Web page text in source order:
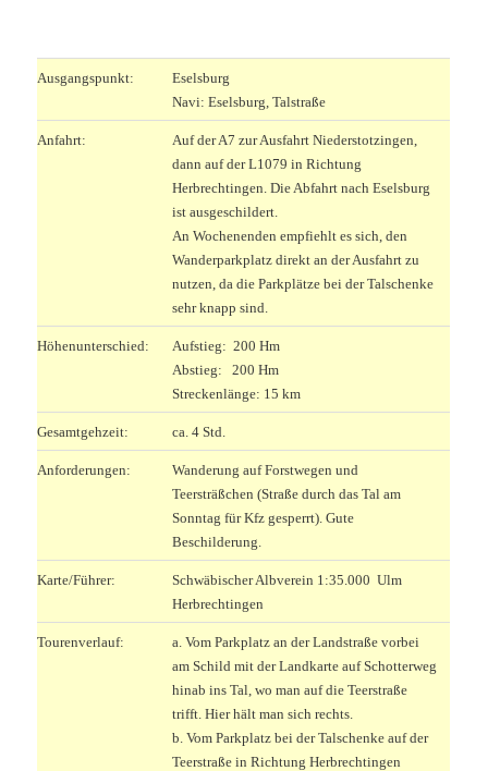
Ausgangspunkt:
Eselsburg
Navi: Eselsburg, Talstraße
Anfahrt:
Auf der A7 zur Ausfahrt Niederstotzingen,
dann auf der L1079 in Richtung
Herbrechtingen. Die Abfahrt nach Eselsburg
ist ausgeschildert.
An Wochenenden empfiehlt es sich, den
Wanderparkplatz direkt an der Ausfahrt zu
nutzen, da die Parkplätze bei der Talschenke
sehr knapp sind.
Höhenunterschied:
Aufstieg: 200 Hm
Abstieg: 200 Hm
Streckenlänge: 15 km
Gesamtgehzeit: ca. 4 Std.
Anforderungen:
Wanderung auf Forstwegen und
Teersträßchen (Straße durch das Tal am
Sonntag für Kfz gesperrt). Gute
Beschilderung.
Karte/Führer:
Schwäbischer Albverein 1:35.000 Ulm
Herbrechtingen
Tourenverlauf:
a. Vom Parkplatz an der Landstraße vorbei
am Schild mit der Landkarte auf Schotterweg
hinab ins Tal, wo man auf die Teerstraße
trifft. Hier hält man sich rechts.
b. Vom Parkplatz bei der Talschenke auf der
Teerstraße in Richtung Herbrechtingen